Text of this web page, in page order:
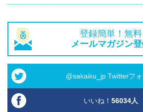
登録簡単！無料
メールマガジン
@sakaiku_jp Twitterフ
いいね！ 56034人